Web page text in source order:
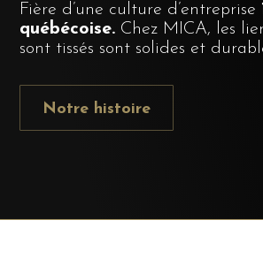
Fière d’une culture d’entreprise
québécoise. Chez MICA, les
sont tissés sont solides et
Notre histoire